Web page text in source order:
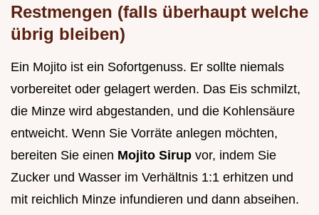
Restmengen (falls überhaupt welche
übrig bleiben)
Ein Mojito ist ein Sofortgenuss. Er sollte niemals
vorbereitet oder gelagert werden. Das Eis schmilzt,
die Minze wird abgestanden, und die Kohlensäure
entweicht. Wenn Sie Vorräte anlegen möchten,
bereiten Sie einen Mojito Sirup vor, indem Sie
Zucker und Wasser im Verhältnis 1:1 erhitzen und
mit reichlich Minze infundieren und dann abseihen.